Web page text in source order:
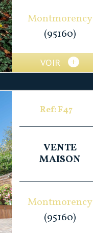
Montmorency
(95160)
VOIR
Ref: F47
VENTE
MAISON
Montmorency
(95160)